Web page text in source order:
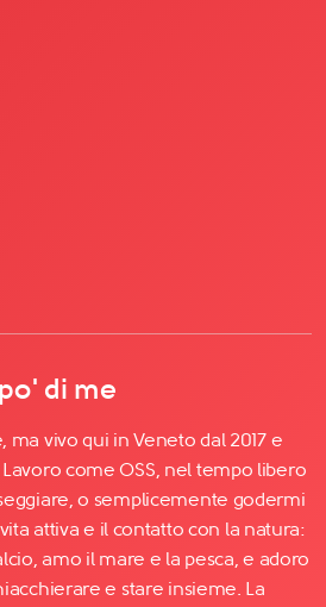
di me
ma vivo qui in Veneto dal 2017 e
come OSS, nel tempo libero
o semplicemente godermi
attiva e il contatto con la natura:
amo il mare e la pesca, e adoro
e stare insieme. La